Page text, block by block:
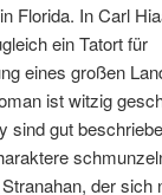
Florida. In Carl
ein Tatort für
eines großen
ist witzig
sind gut
der sich